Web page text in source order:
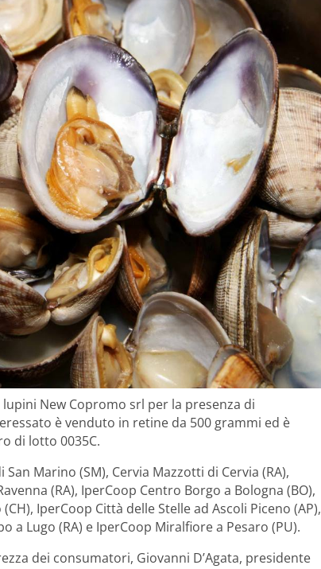
lupini New Copromo srl per la presenza di
è venduto in retine da 500 grammi ed è
di lotto 0035C.
Marino (SM), Cervia Mazzotti di Cervia (RA),
(RA), IperCoop Centro Borgo a Bologna (BO),
IperCoop Città delle Stelle ad Ascoli Piceno (AP),
a Lugo (RA) e IperCoop Miralfiore a Pesaro (PU).
dei consumatori, Giovanni D’Agata, presidente